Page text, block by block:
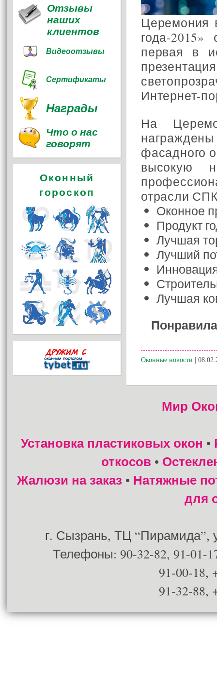
Церемония
года-
первая в
Интернет-
На
фасадного
высокую
отрасли
Оконное
Продукт
Лучшая
Лучший
Лучшая
Оконные новости |
Отзывы
наших
клиентов
Видеоотзывы
Сертификаты
Награды
Что о нас
говорят
Оконный
гороскоп
Мир
Установка пластиковых окон •
откосов •
Жалюзи на заказ • Натяжные
для
г. Сызрань, ТЦ “Пирамида”,
Телефоны: 90-32-82, 91-01-
91-00-18,
91-32-88,